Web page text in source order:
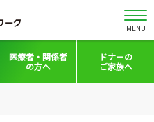
MENU
医療者・ 関係者
の方へ
ドナーの
ご家族へ